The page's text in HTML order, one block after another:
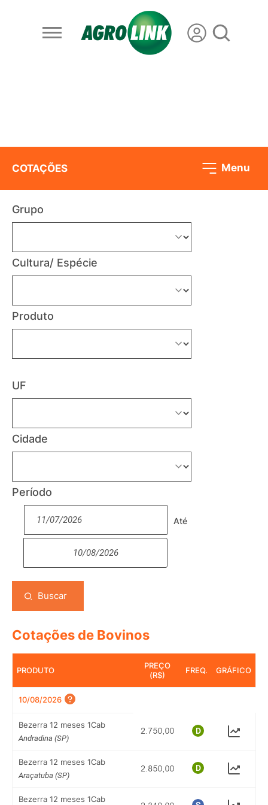
COTAÇÕES Menu
Grupo
Cultura/ Espécie
Produto
UF
Cidade
Período
Até
Buscar
Cotações de Bovinos
PRODUTO
PREÇO
(R$)
FREQ. GRÁFICO
10/08/2026
Bezerra 12 meses 1Cab
Andradina (SP)
Bezerra 12 meses 1Cab
Araçatuba (SP)
Bezerra 12 meses 1Cab